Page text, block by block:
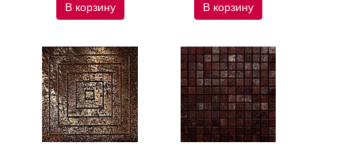
В корзину В корзину